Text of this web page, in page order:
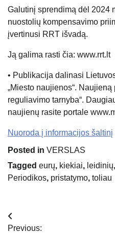
Galutinį sprendimą dėl 2024
nuostolių kompensavimo
įvertinusi RRT išvadą.
Ją galima rasti čia: www.rrt.lt
• Publikacija dalinasi
„Miesto naujienos“.
reguliavimo tarnyba“.
naujienų rasite portale
Nuoroda į informacijos šaltinį
Posted in VERSLAS
Tagged eurų, kiekiai, leidinių,
Periodikos, pristatymo, toliau
Navigacija
Previous: